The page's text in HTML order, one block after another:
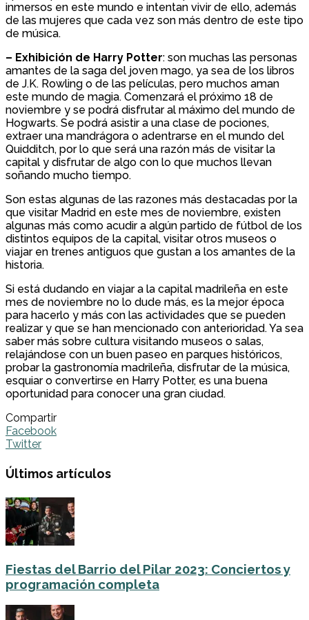
inmersos en este mundo e intentan vivir de ello, además
de las mujeres que cada vez son más dentro de este tipo
de música.
– Exhibición de Harry Potter: son muchas las personas
amantes de la saga del joven mago, ya sea de los libros
de J.K. Rowling o de las películas, pero muchos aman
este mundo de magia. Comenzará el próximo 18 de
noviembre y se podrá disfrutar al máximo del mundo de
Hogwarts. Se podrá asistir a una clase de pociones,
extraer una mandrágora o adentrarse en el mundo del
Quidditch, por lo que será una razón más de visitar la
capital y disfrutar de algo con lo que muchos llevan
soñando mucho tiempo.
Son estas algunas de las razones más destacadas por la
que visitar Madrid en este mes de noviembre, existen
algunas más como acudir a algún partido de fútbol de los
distintos equipos de la capital, visitar otros museos o
viajar en trenes antiguos que gustan a los amantes de la
historia.
Si está dudando en viajar a la capital madrileña en este
mes de noviembre no lo dude más, es la mejor época
para hacerlo y más con las actividades que se pueden
realizar y que se han mencionado con anterioridad. Ya sea
saber más sobre cultura visitando museos o salas,
relajándose con un buen paseo en parques históricos,
probar la gastronomía madrileña, disfrutar de la música,
esquiar o convertirse en Harry Potter, es una buena
oportunidad para conocer una gran ciudad.
Compartir
Facebook
Twitter
Últimos artículos
Fiestas del Barrio del Pilar 2023: Conciertos y
programación completa